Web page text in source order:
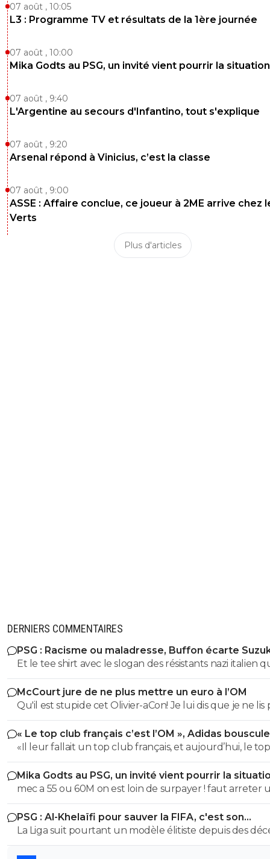
07 août , 10:05
L3 : Programme TV et résultats de la 1ère journée
07 août , 10:00
Mika Godts au PSG, un invité vient pourrir la situation
07 août , 9:40
L'Argentine au secours d'Infantino, tout s'explique
07 août , 9:20
Arsenal répond à Vinicius, c’est la classe
07 août , 9:00
ASSE : Affaire conclue, ce joueur à 2ME arrive chez
Verts
Plus d'articles
DERNIERS COMMENTAIRES
PSG : Racisme ou maladresse, Buffon écarte
Et le tee shirt avec le slogan des résistants nazi italien
portait buffon du coup t'as quoi comme excuse ??
davoir ta réponse de cretin ignare !! Carrière exemplaire
n'empêche pas d'être facho.. Oui le numéro 88 est
dorénavant interdit d'être porté en Série A et B ... tu
dormiras moins cretin ce soir.. ou pas vue que t'as le
complètement farcie
McCourt jure de ne plus mettre un euro à l’OM
Qu'il est stupide cet Olivier-aCon! Je lui dis que je ne lis
ses commentaires puérils avec des émojis et il
me répondre avec ses petites images de gogol. Ça
bien ce que je dis, on voit tout de suite qu'on a affaire à
teubé.^^
« Le top club français c’est l’OM », Adidas
PSG
«Il leur fallait un top club français, et aujourd’hui, le
français, c’est l’Olympique de Marseille » trop drôle,
aCon va en faire une jaunisse. Pour cet abruti puéril
d'affirmation est importante. Personnellement ça me
indifférent. Mais le voir piquer sa crise à coup d'emojis,
drôle...
Mika Godts au PSG, un invité vient pourrir la
mec a 55 ou 60M on est loin de surpayer ! faut arreter
peu, a ce moment Joao Neves avait rien prouvé non
maintenant on dit merci alors qu'on la acheté 70M€
bonus !) donc a un moment faut arreter, on pause les
on avance, tant que c'est pas 80 ou 90 (soit le double
PSG : Al-Khelaïfi pour sauver la FIFA, c'est son
cauchemar
La Liga suit pourtant un modèle élitiste depuis des
et c'est même cela qui a permis à 2 clubs de se forger